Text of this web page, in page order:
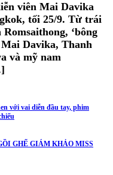
viên Mai Davika
tối 25/9. Từ trái
‘bông
Mai Davika, Thanh
và mỹ nam
với vai diễn đầu tay, phim
GHẾ GIÁM KHẢO MISS